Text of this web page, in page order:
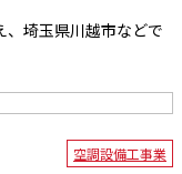
、埼玉県川越市などで
空調設備工事業